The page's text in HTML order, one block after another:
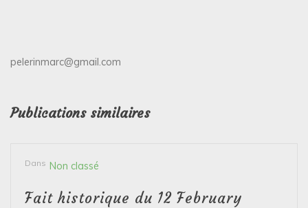
pelerinmarc@gmail.com
Publications similaires
Dans Non classé
Fait historique du 12 February